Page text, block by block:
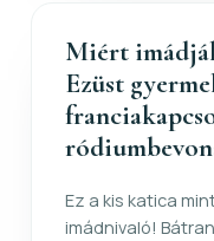
Miért
Ezüst
Ez a kis katica
imádnivaló!